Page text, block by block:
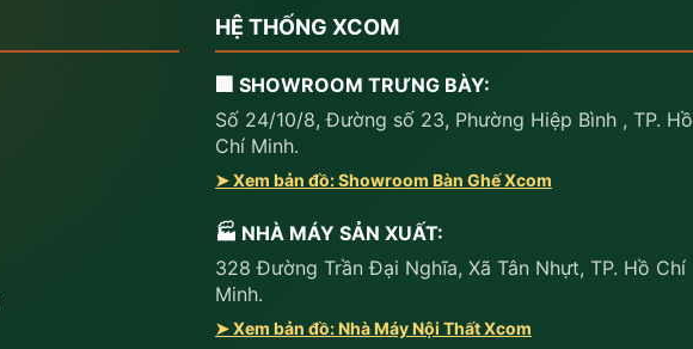
HỆ THỐNG XCOM
🏢 SHOWROOM TRƯNG BÀY:
Số 24/10/8, Đường số 23, Phường Hiệp Bình , TP. Hồ
Chí Minh.
➤ Xem bản đồ: Showroom Bàn Ghế Xcom
🏭 NHÀ MÁY SẢN XUẤT:
328 Đường Trần Đại Nghĩa, Xã Tân Nhựt, TP. Hồ Chí
Minh.
➤ Xem bản đồ: Nhà Máy Nội Thất Xcom